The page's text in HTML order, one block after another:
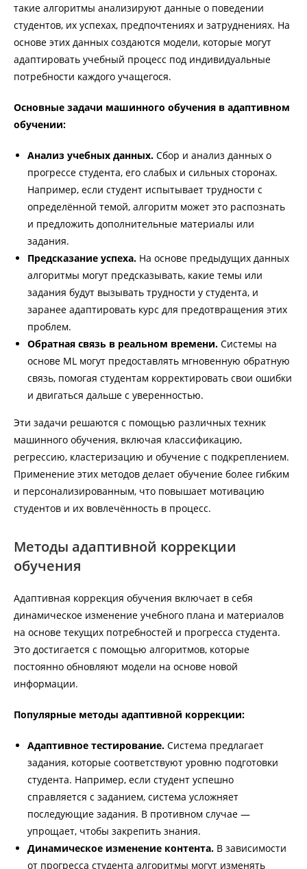
такие алгоритмы анализируют данные о поведении
студентов, их успехах, предпочтениях и затруднениях. На
основе этих данных создаются модели, которые могут
адаптировать учебный процесс под индивидуальные
потребности каждого учащегося.
Основные задачи машинного обучения в адаптивном
обучении:
Анализ учебных данных. Сбор и анализ данных о
прогрессе студента, его слабых и сильных сторонах.
Например, если студент испытывает трудности с
определённой темой, алгоритм может это распознать
и предложить дополнительные материалы или
задания.
Предсказание успеха. На основе предыдущих данных
алгоритмы могут предсказывать, какие темы или
задания будут вызывать трудности у студента, и
заранее адаптировать курс для предотвращения этих
проблем.
Обратная связь в реальном времени. Системы на
основе ML могут предоставлять мгновенную обратную
связь, помогая студентам корректировать свои ошибки
и двигаться дальше с уверенностью.
Эти задачи решаются с помощью различных техник
машинного обучения, включая классификацию,
регрессию, кластеризацию и обучение с подкреплением.
Применение этих методов делает обучение более гибким
и персонализированным, что повышает мотивацию
студентов и их вовлечённость в процесс.
Методы адаптивной коррекции
обучения
Адаптивная коррекция обучения включает в себя
динамическое изменение учебного плана и материалов
на основе текущих потребностей и прогресса студента.
Это достигается с помощью алгоритмов, которые
постоянно обновляют модели на основе новой
информации.
Популярные методы адаптивной коррекции:
Адаптивное тестирование. Система предлагает
задания, которые соответствуют уровню подготовки
студента. Например, если студент успешно
справляется с заданием, система усложняет
последующие задания. В противном случае —
упрощает, чтобы закрепить знания.
Динамическое изменение контента. В зависимости
от прогресса студента алгоритмы могут изменять